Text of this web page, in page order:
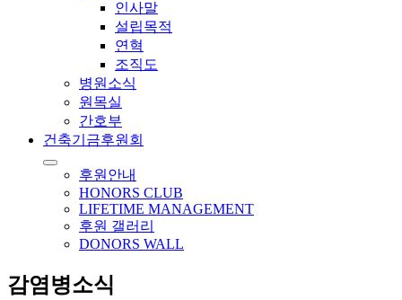
인사말
설립목적
연혁
조직도
병원소식
원목실
간호부
건축기금후원회
후원안내
HONORS CLUB
LIFETIME MANAGEMENT
후원 갤러리
DONORS WALL
감염병소식